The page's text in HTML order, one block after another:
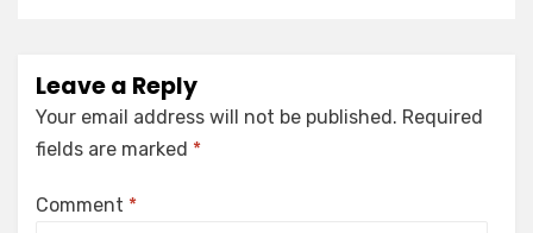
Leave a Reply
Your email address will not be published. Required
fields are marked *
Comment *